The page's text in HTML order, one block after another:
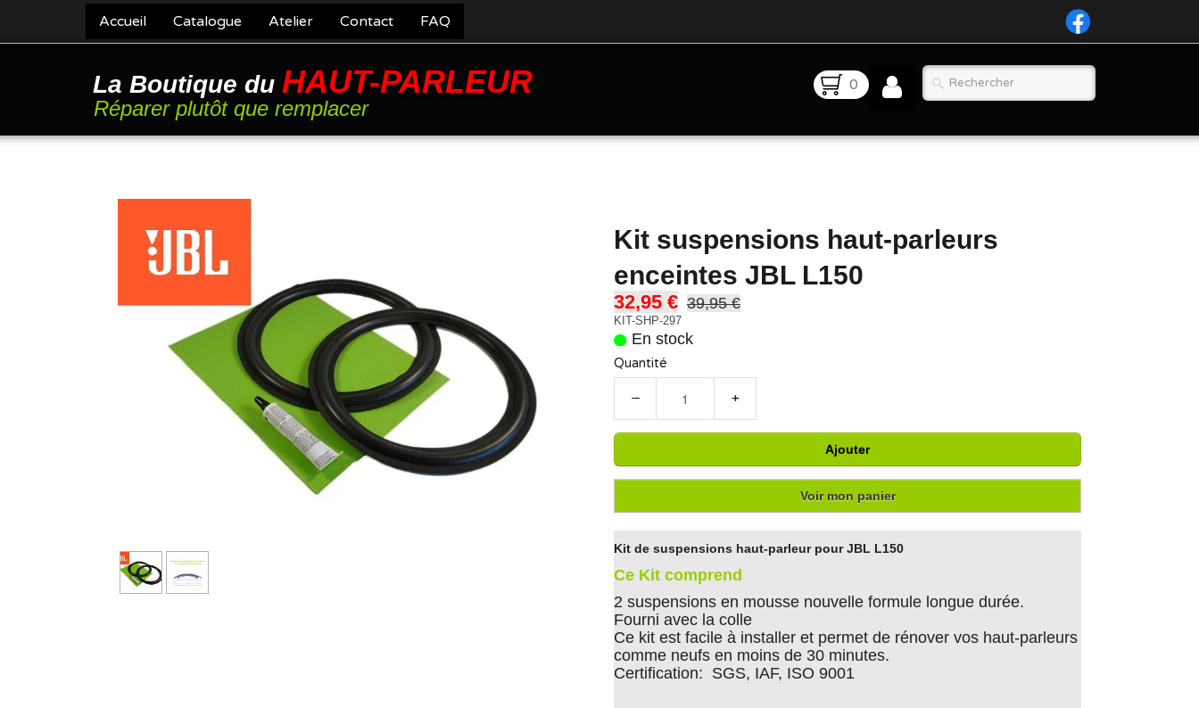
Accueil Catalogue Atelier Contact FAQ
La Boutique du HAUT-PARLEUR
Réparer plutôt que remplacer
0
Kit suspensions haut-parleurs
enceintes JBL L150
32,95 € 39,95 €
KIT-SHP-297
En stock
Quantité
− +
Ajouter
Voir mon panier
Kit de suspensions haut-parleur pour JBL L150
Ce Kit comprend
2 suspensions en mousse nouvelle formule longue durée.
Fourni avec la colle
Ce kit est facile à installer et permet de rénover vos haut-parleurs
comme neufs en moins de 30 minutes.
Certification: SGS, IAF, ISO 9001